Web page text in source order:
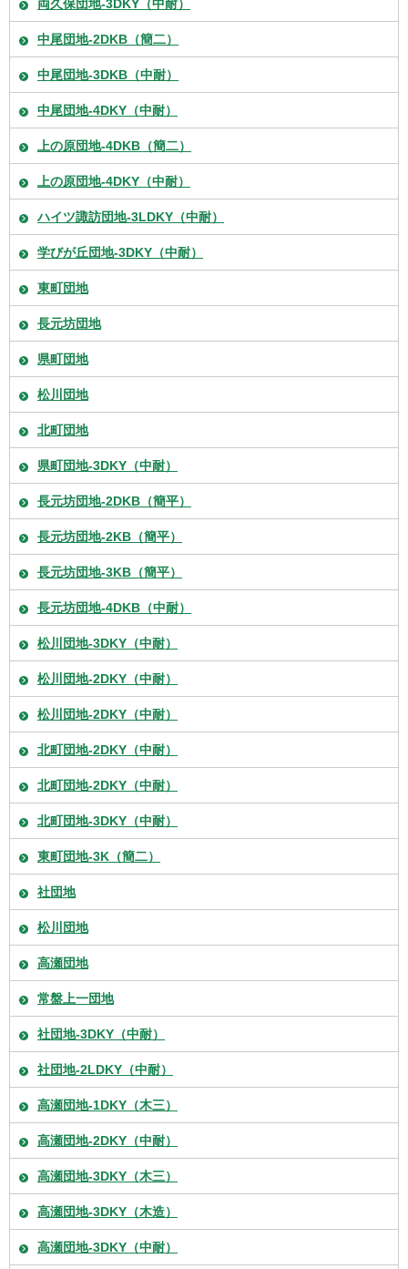
両久保団地-3DKY（中耐）
中尾団地-2DKB（簡二）
中尾団地-3DKB（中耐）
中尾団地-4DKY（中耐）
上の原団地-4DKB（簡二）
上の原団地-4DKY（中耐）
ハイツ諏訪団地-3LDKY（中耐）
学びが丘団地-3DKY（中耐）
東町団地
長元坊団地
県町団地
松川団地
北町団地
県町団地-3DKY（中耐）
長元坊団地-2DKB（簡平）
長元坊団地-2KB（簡平）
長元坊団地-3KB（簡平）
長元坊団地-4DKB（中耐）
松川団地-3DKY（中耐）
松川団地-2DKY（中耐）
松川団地-2DKY（中耐）
北町団地-2DKY（中耐）
北町団地-2DKY（中耐）
北町団地-3DKY（中耐）
東町団地-3K（簡二）
社団地
松川団地
高瀬団地
常盤上一団地
社団地-3DKY（中耐）
社団地-2LDKY（中耐）
高瀬団地-1DKY（木三）
高瀬団地-2DKY（中耐）
高瀬団地-3DKY（木三）
高瀬団地-3DKY（木造）
高瀬団地-3DKY（中耐）